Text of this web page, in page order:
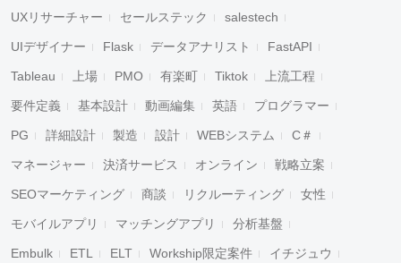
UXリサーチャー セールステック salestech
UIデザイナー Flask データアナリスト FastAPI
Tableau 上場 PMO 有楽町 Tiktok 上流工程
要件定義 基本設計 動画編集 英語 プログラマー
PG 詳細設計 製造 設計 WEBシステム C＃
マネージャー 決済サービス オンライン 戦略立案
SEOマーケティング 商談 リクルーティング 女性
モバイルアプリ マッチングアプリ 分析基盤
Embulk ETL ELT Workship限定案件 イチジュウ